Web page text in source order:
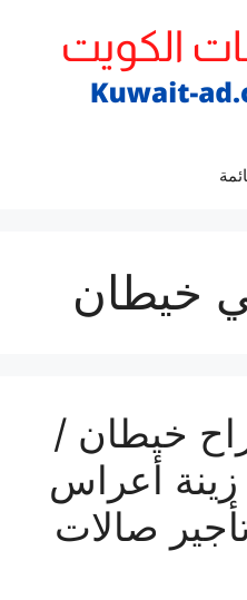
خيطان
خيطان /
/ زينة أعراس
صالات